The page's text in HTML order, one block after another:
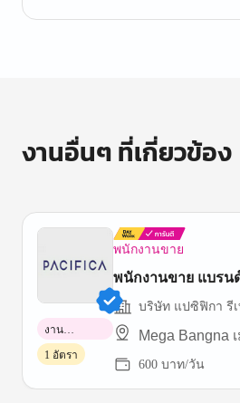
งานอื่นๆ ที่เกี่ยวข้อง
พนักงานขาย
พนักงานขาย แบรนด์
บริษัท แปซิฟิกา รี
Mega Bangna
600 บาท/วัน
งาน
พาร์ทไทม์
1 อัตรา